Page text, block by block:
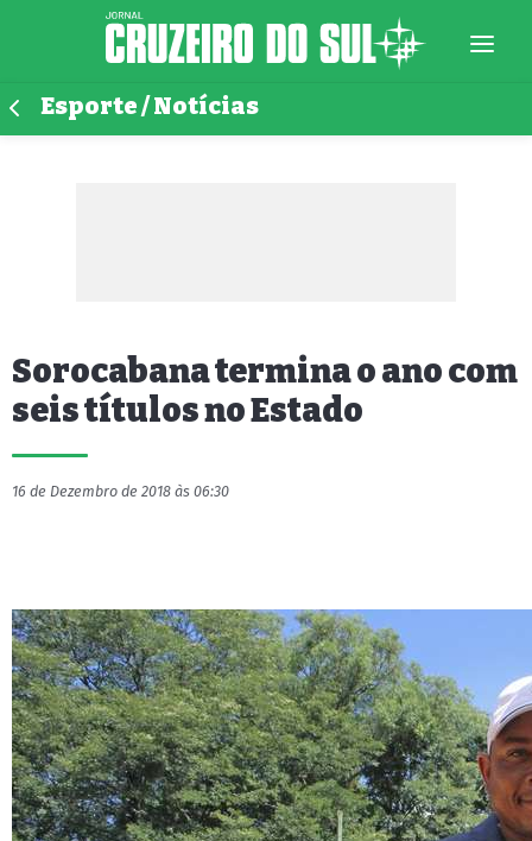
Esporte / Notícias
Sorocabana termina o ano com
seis títulos no Estado
16 de Dezembro de 2018 às 06:30